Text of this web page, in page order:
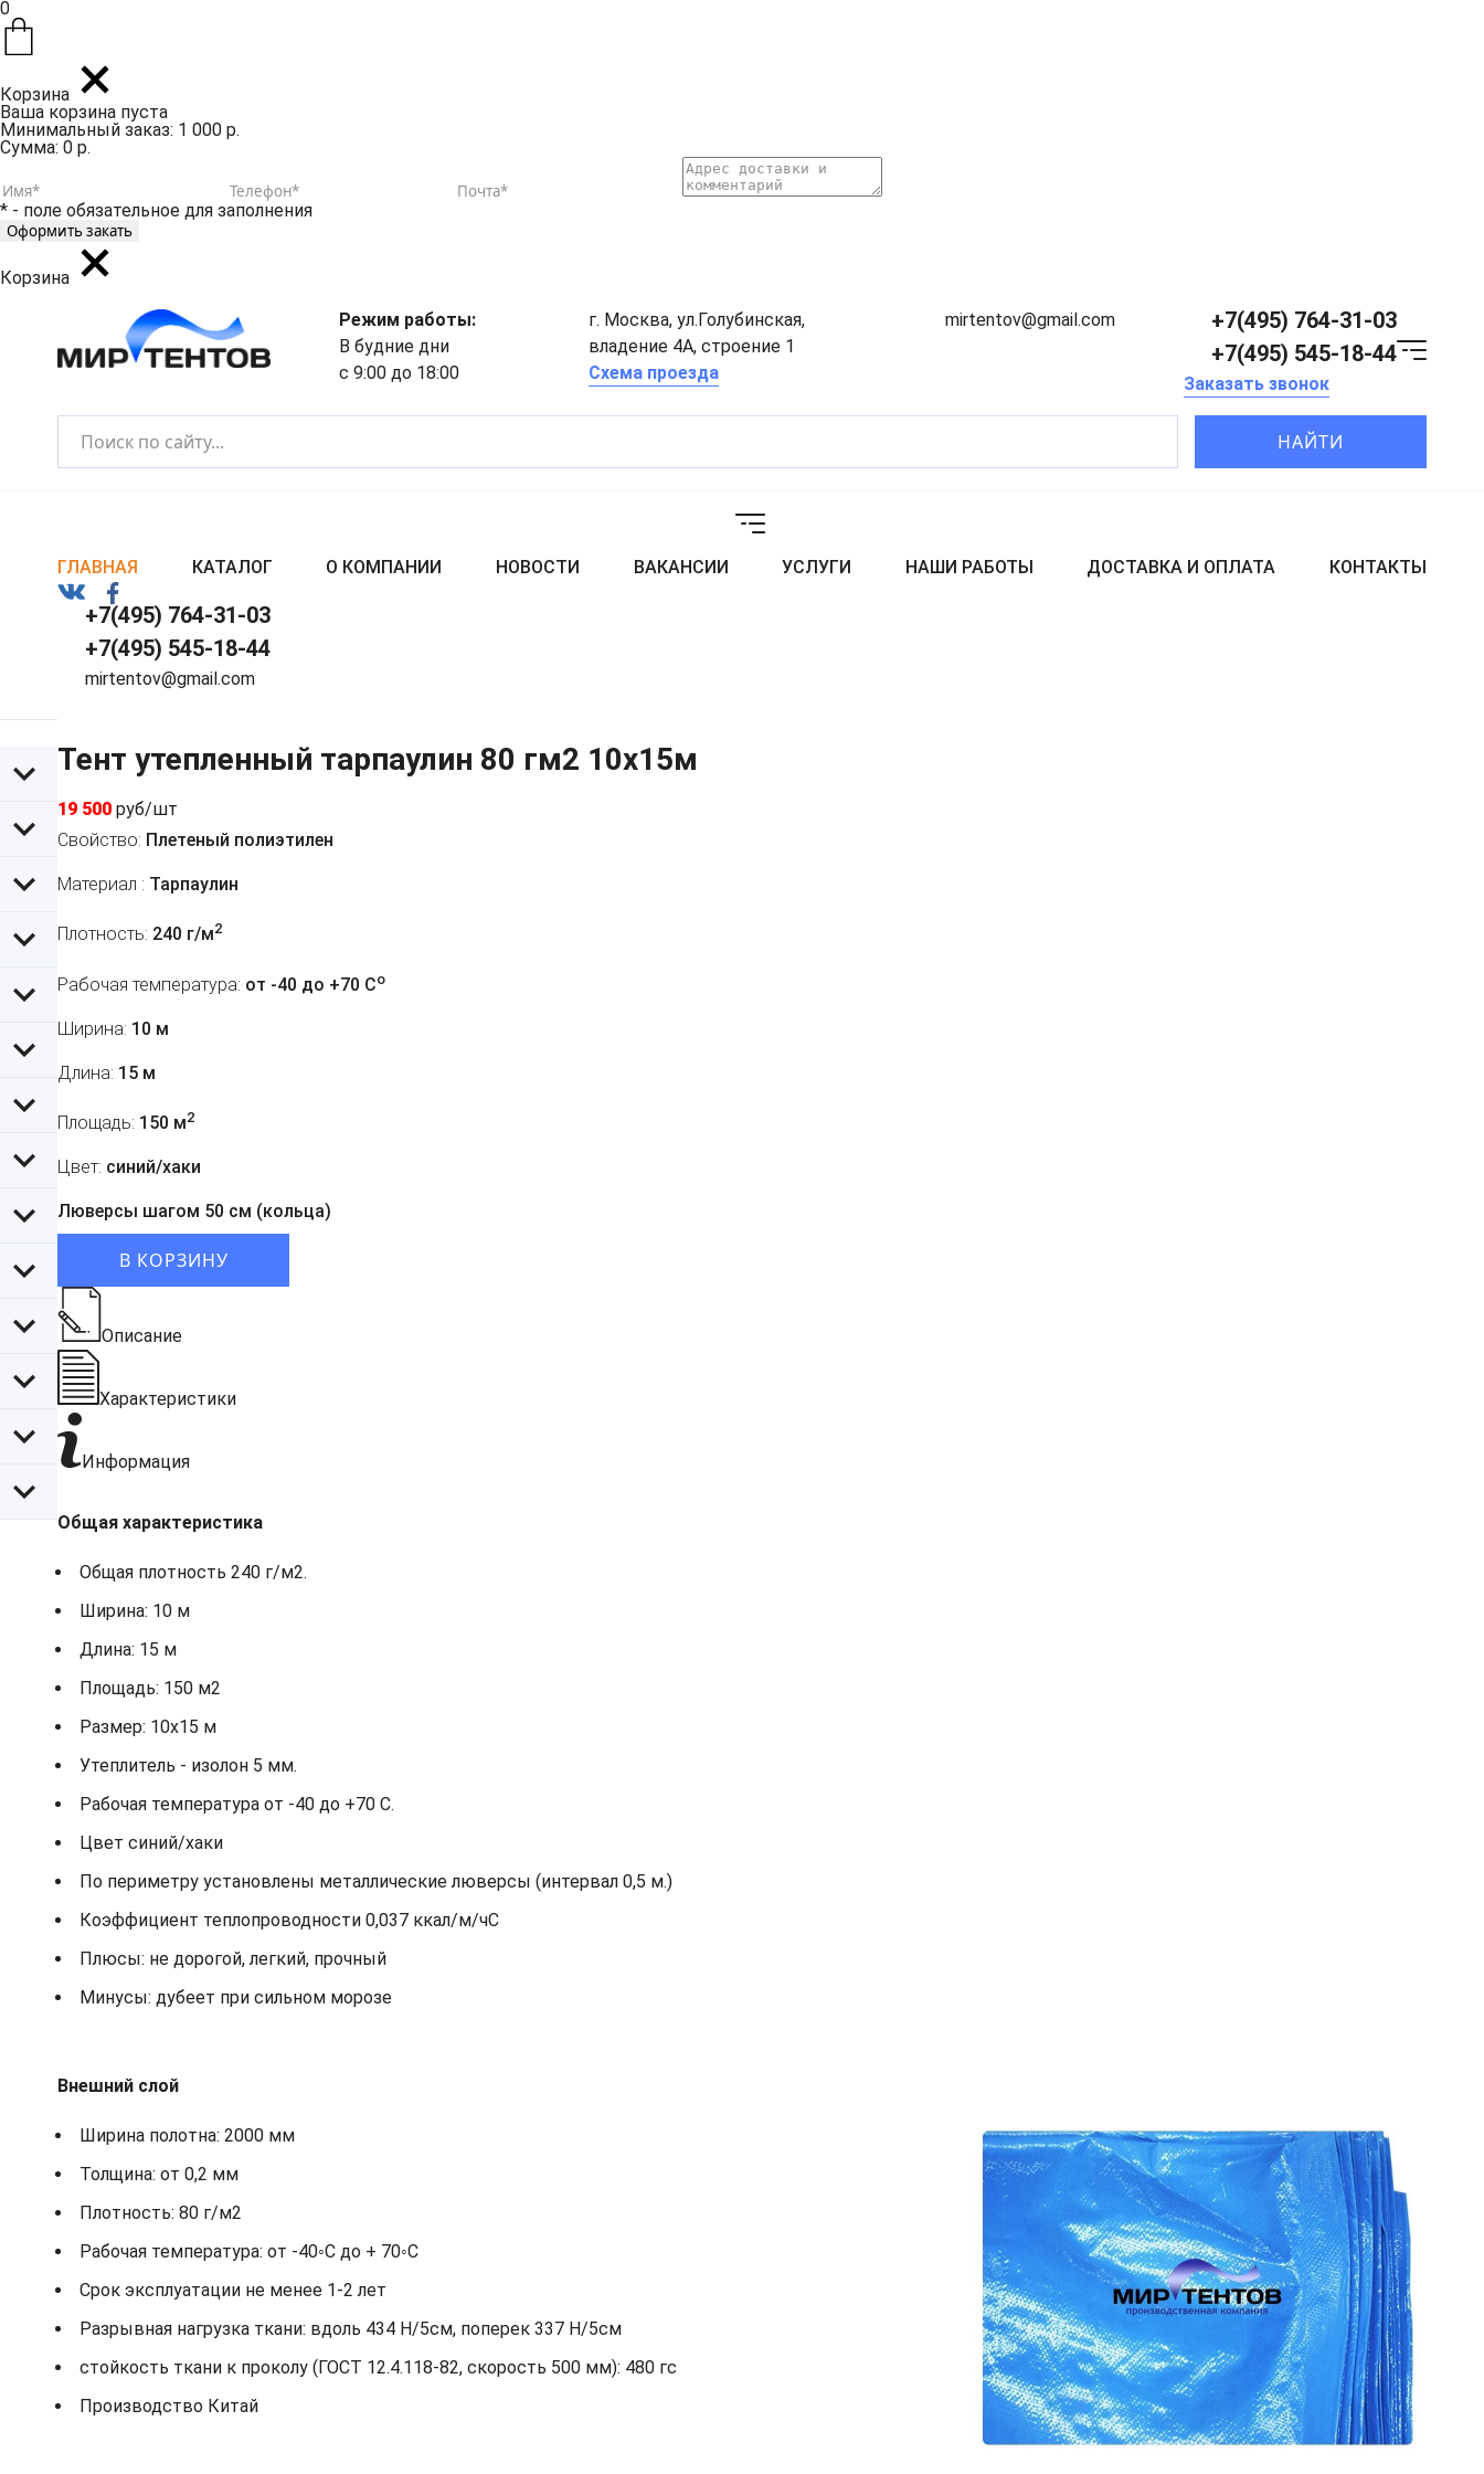
0
Корзина
Ваша корзина пуста
Минимальный заказ: 1 000 р.
Сумма: 0 р.
* - поле обязательное для заполнения
Корзина
Режим работы:
В будние дни
с 9:00 до 18:00
г. Москва, ул.Голубинская,
владение 4А, строение 1
Схема проезда
mirtentov@gmail.com
+7(495) 764-31-03
+7(495) 545-18-44
Заказать звонок
НАЙТИ
ГЛАВНАЯ КАТАЛОГ О КОМПАНИИ НОВОСТИ ВАКАНСИИ УСЛУГИ НАШИ РАБОТЫ ДОСТАВКА И ОПЛАТА КОНТАКТЫ
+7(495) 764-31-03
+7(495) 545-18-44
mirtentov@gmail.com
Тент утепленный тарпаулин 80 гм2 10x15м
19 500 руб/шт
Свойство: Плетеный полиэтилен
Материал : Тарпаулин
Плотность: 240 г/м2
Рабочая температура: от -40 до +70 Co
Ширина: 10 м
Длина: 15 м
Площадь: 150 м2
Цвет: синий/хаки
Люверсы шагом 50 см (кольца)
В КОРЗИНУ
Описание
Характеристики
Информация
Общая характеристика
Общая плотность 240 г/м2.
Ширина: 10 м
Длина: 15 м
Площадь: 150 м2
Размер: 10х15 м
Утеплитель - изолон 5 мм.
Рабочая температура от -40 до +70 С.
Цвет синий/хаки
По периметру установлены металлические люверсы (интервал 0,5 м.)
Коэффициент теплопроводности 0,037 ккал/м/чС
Плюсы: не дорогой, легкий, прочный
Минусы: дубеет при сильном морозе
Внешний слой
Ширина полотна: 2000 мм
Толщина: от 0,2 мм
Плотность: 80 г/м2
Рабочая температура: от -40◦С до + 70◦С
Срок эксплуатации не менее 1-2 лет
Разрывная нагрузка ткани: вдоль 434 Н/5см, поперек 337 Н/5см
стойкость ткани к проколу (ГОСТ 12.4.118-82, скорость 500 мм): 480 гс
Производство Китай